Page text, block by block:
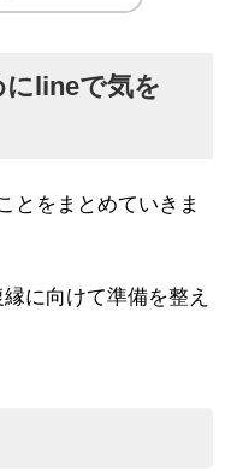
lineで気を
とをまとめていきま
に向けて準備を整え